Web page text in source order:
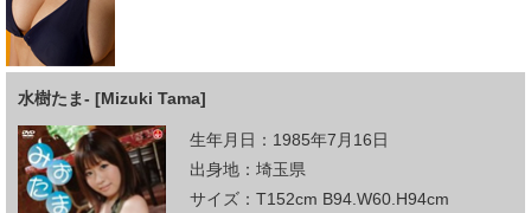
水樹たま- [Mizuki Tama]
生年月日：1985年7月16日
出身地：埼玉県
サイズ：T152cm B94.W60.H94cm